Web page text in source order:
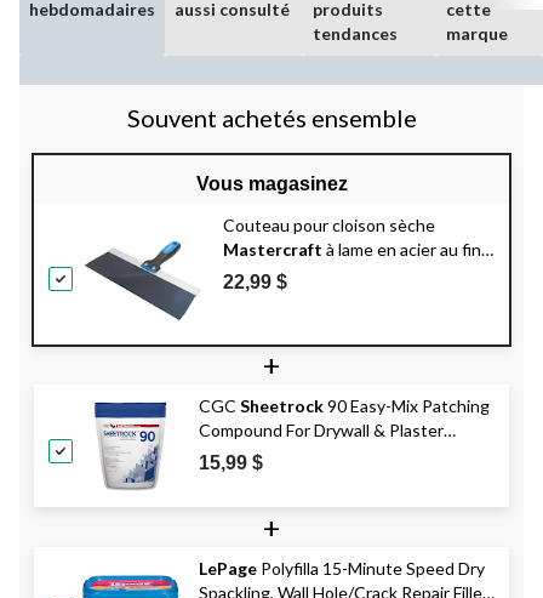
hebdomadaires
aussi consulté
produits
tendances
cette
marque
Souvent achetés ensemble
Vous magasinez
Couteau pour cloison sèche
Mastercraft à lame en acier au fini
bleu et résistante aux solvants, 12
22,99 $
+
CGC Sheetrock90 Easy-Mix Patching
Compound For Drywall & Plaster
Repair, Low VOC, 1.25-kg
15,99 $
+
LePage Polyfilla 15-Minute Speed Dry
Spackling, Wall Hole/Crack Repair Filler,